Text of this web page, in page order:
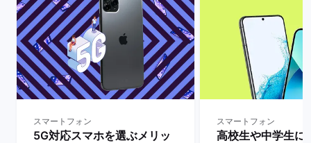
スマートフォン
5G対応スマホを選ぶメリッ
スマートフォン
高校生や中学生に